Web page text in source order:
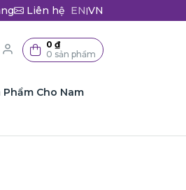
Liên hệ EN|VN
0 ₫
0 sản phẩm
Phẩm Cho Nam